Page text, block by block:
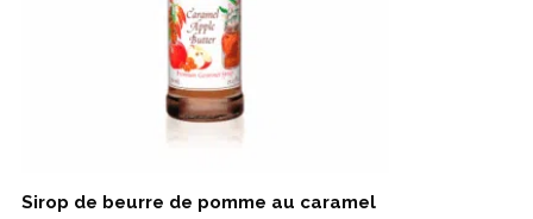
Sirop de beurre de pomme au caramel